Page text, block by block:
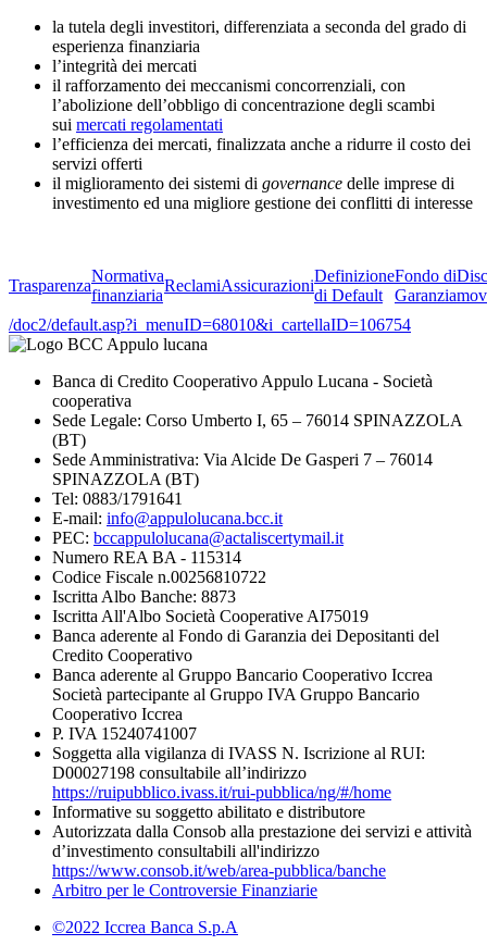
la tutela degli investitori, differenziata a seconda del grado di
esperienza finanziaria
l’integrità dei mercati
il rafforzamento dei meccanismi concorrenziali, con
l’abolizione dell’obbligo di concentrazione degli scambi
sui mercati regolamentati
l’efficienza dei mercati, finalizzata anche a ridurre il costo dei
servizi offerti
il miglioramento dei sistemi di governance delle imprese di
investimento ed una migliore gestione dei conflitti di interesse
Trasparenza
Normativa
finanziaria
ReclamiAssicurazioni
Definizione
di Default
Fondo di
Garanzia
/doc2/default.asp?i_menuID=68010&i_cartellaID=106754
Banca di Credito Cooperativo Appulo Lucana - Società
cooperativa
Sede Legale: Corso Umberto I, 65 – 76014 SPINAZZOLA
(BT)
Sede Amministrativa: Via Alcide De Gasperi 7 – 76014
SPINAZZOLA (BT)
Tel: 0883/1791641
E-mail: info@appulolucana.bcc.it
PEC: bccappulolucana@actaliscertymail.it
Numero REA BA - 115314
Codice Fiscale n.00256810722
Iscritta Albo Banche: 8873
Iscritta All'Albo Società Cooperative AI75019
Banca aderente al Fondo di Garanzia dei Depositanti del
Credito Cooperativo
Banca aderente al Gruppo Bancario Cooperativo Iccrea
Società partecipante al Gruppo IVA Gruppo Bancario
Cooperativo Iccrea
P. IVA 15240741007
Soggetta alla vigilanza di IVASS N. Iscrizione al RUI:
D00027198 consultabile all’indirizzo
https://ruipubblico.ivass.it/rui-pubblica/ng/#/home
Informative su soggetto abilitato e distributore
Autorizzata dalla Consob alla prestazione dei servizi e attività
d’investimento consultabili all'indirizzo
https://www.consob.it/web/area-pubblica/banche
Arbitro per le Controversie Finanziarie
©2022 Iccrea Banca S.p.A